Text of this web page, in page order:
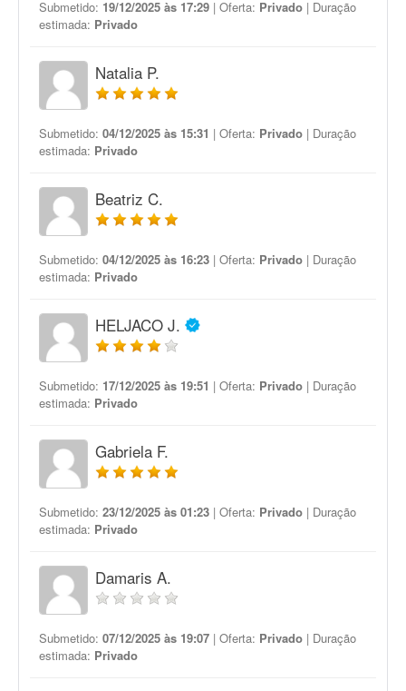
Submetido: 19/12/2025 às 17:29 | Oferta: Privado | Duração
estimada: Privado
Natalia P.
Submetido: 04/12/2025 às 15:31 | Oferta: Privado | Duração
estimada: Privado
Beatriz C.
Submetido: 04/12/2025 às 16:23 | Oferta: Privado | Duração
estimada: Privado
HELJACO J.
Submetido: 17/12/2025 às 19:51 | Oferta: Privado | Duração
estimada: Privado
Gabriela F.
Submetido: 23/12/2025 às 01:23 | Oferta: Privado | Duração
estimada: Privado
Damaris A.
Submetido: 07/12/2025 às 19:07 | Oferta: Privado | Duração
estimada: Privado